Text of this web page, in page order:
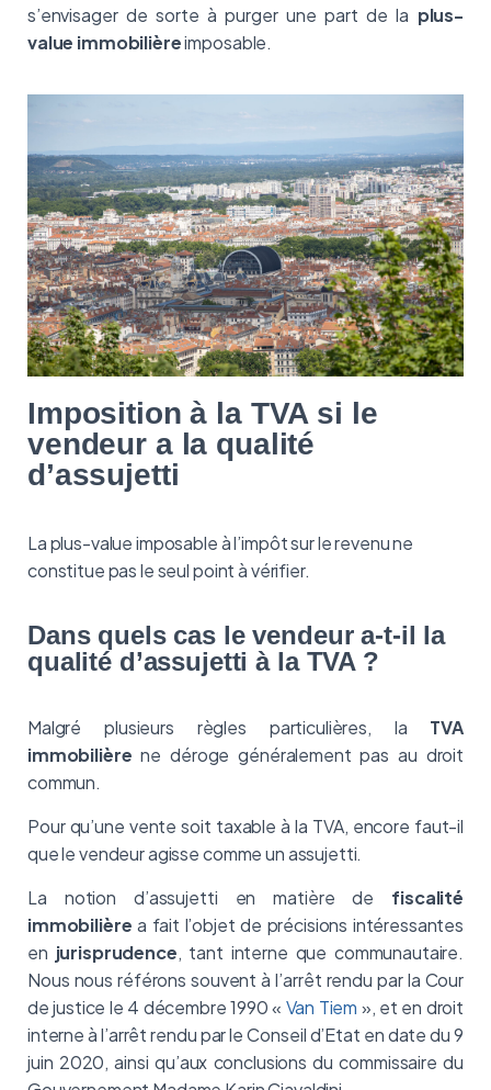
s’envisager de sorte à purger une part de la plus-
value immobilièreimposable.
Imposition à la TVA si le
vendeur a la qualité
d’assujetti
La plus-value imposable à l’impôt sur le revenu ne
constitue pas le seul point à vérifier.
Dans quels cas le vendeur a-t-il la
qualité d’assujetti à la TVA ?
Malgré plusieurs règles particulières, la TVA
immobilière ne déroge généralement pas au droit
commun.
Pour qu’une vente soit taxable à la TVA, encore faut-il
que le vendeur agisse comme un assujetti.
La notion d’assujetti en matière de fiscalité
immobilière a fait l’objet de précisions intéressantes
en jurisprudence, tant interne que communautaire.
Nous nous référons souvent à l’arrêt rendu par la Cour
de justice le 4 décembre 1990 « Van Tiem », et en droit
interne à l’arrêt rendu par le Conseil d’Etat en date du 9
juin 2020, ainsi qu’aux conclusions du commissaire du